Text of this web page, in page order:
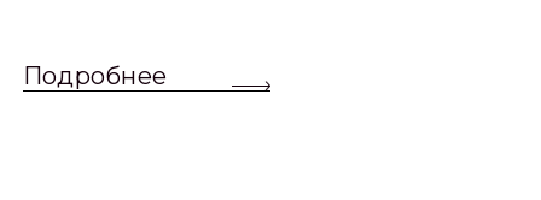
обычный одинарный кирпич. Размер блоков различен
Подробнее